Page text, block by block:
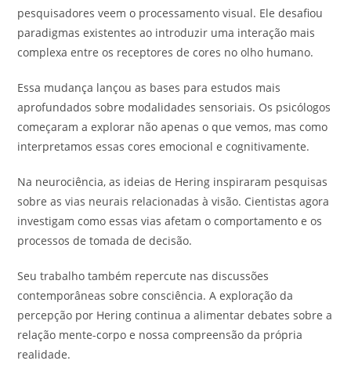
pesquisadores veem o processamento visual. Ele desafiou
paradigmas existentes ao introduzir uma interação mais
complexa entre os receptores de cores no olho humano.
Essa mudança lançou as bases para estudos mais
aprofundados sobre modalidades sensoriais. Os psicólogos
começaram a explorar não apenas o que vemos, mas como
interpretamos essas cores emocional e cognitivamente.
Na neurociência, as ideias de Hering inspiraram pesquisas
sobre as vias neurais relacionadas à visão. Cientistas agora
investigam como essas vias afetam o comportamento e os
processos de tomada de decisão.
Seu trabalho também repercute nas discussões
contemporâneas sobre consciência. A exploração da
percepção por Hering continua a alimentar debates sobre a
relação mente-corpo e nossa compreensão da própria
realidade.